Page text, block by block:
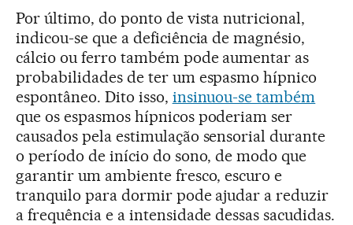
Por último, do ponto de vista nutricional,
indicou-se que a deficiência de magnésio,
cálcio ou ferro também pode aumentar as
probabilidades de ter um espasmo hípnico
espontâneo. Dito isso, insinuou-se também
que os espasmos hípnicos poderiam ser
causados pela estimulação sensorial durante
o período de início do sono, de modo que
garantir um ambiente fresco, escuro e
tranquilo para dormir pode ajudar a reduzir
a frequência e a intensidade dessas sacudidas.